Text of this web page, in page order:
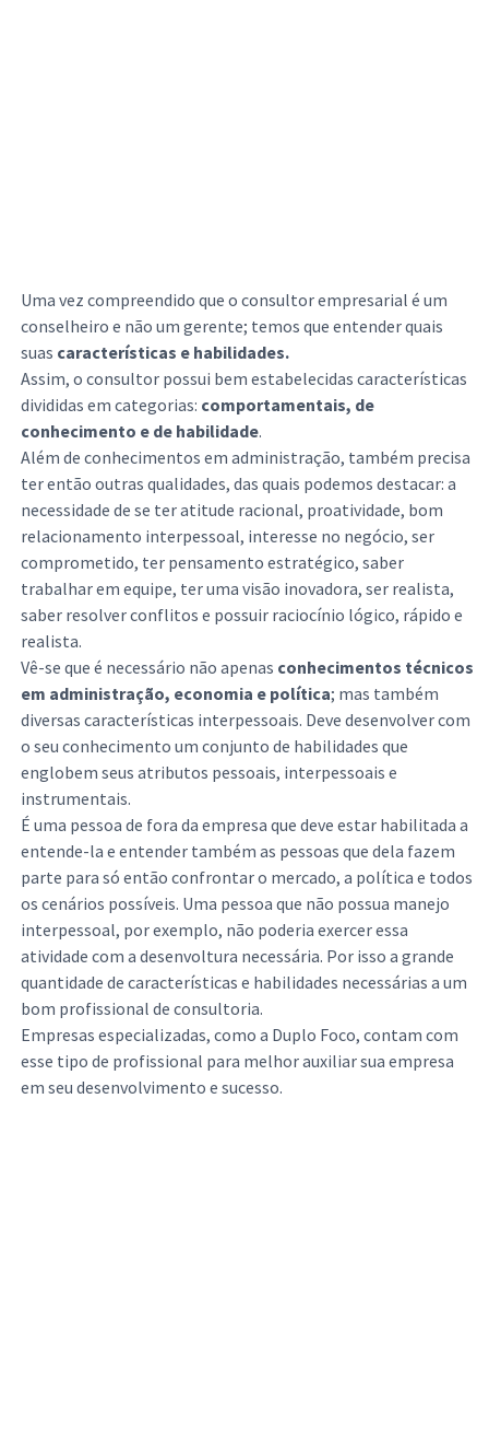
Uma vez compreendido que o consultor empresarial é um
conselheiro e não um gerente; temos que entender quais
suas características e habilidades.
Assim, o consultor possui bem estabelecidas características
divididas em categorias: comportamentais, de
conhecimento e de habilidade.
Além de conhecimentos em administração, também precisa
ter então outras qualidades, das quais podemos destacar: a
necessidade de se ter atitude racional, proatividade, bom
relacionamento interpessoal, interesse no negócio, ser
comprometido, ter pensamento estratégico, saber
trabalhar em equipe, ter uma visão inovadora, ser realista,
saber resolver conflitos e possuir raciocínio lógico, rápido e
realista.
Vê-se que é necessário não apenas conhecimentos técnicos
em administração, economia e política; mas também
diversas características interpessoais. Deve desenvolver com
o seu conhecimento um conjunto de habilidades que
englobem seus atributos pessoais, interpessoais e
instrumentais.
É uma pessoa de fora da empresa que deve estar habilitada a
entende-la e entender também as pessoas que dela fazem
parte para só então confrontar o mercado, a política e todos
os cenários possíveis. Uma pessoa que não possua manejo
interpessoal, por exemplo, não poderia exercer essa
atividade com a desenvoltura necessária. Por isso a grande
quantidade de características e habilidades necessárias a um
bom profissional de consultoria.
Empresas especializadas, como a Duplo Foco, contam com
esse tipo de profissional para melhor auxiliar sua empresa
em seu desenvolvimento e sucesso.